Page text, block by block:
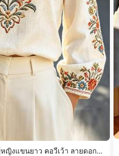
หญิงแขนยาว คอวีเว้า ลายดอกไ